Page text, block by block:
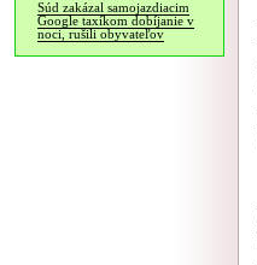
Súd zakázal samojazdiacim
Google taxíkom dobíjanie v
noci, rušili obyvateľov